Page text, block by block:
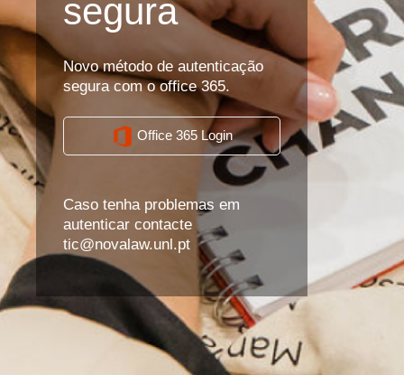
segura
Novo método de autenticação
segura com o office 365.
Office 365 Login
Caso tenha problemas em
autenticar contacte
tic@novalaw.unl.pt